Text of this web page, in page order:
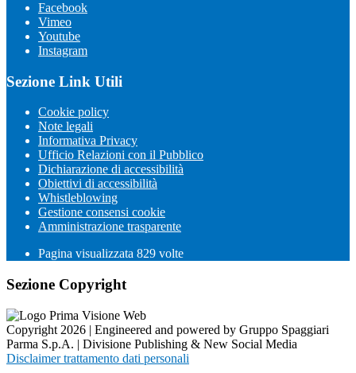
Facebook
Vimeo
Youtube
Instagram
Sezione Link Utili
Cookie policy
Note legali
Informativa Privacy
Ufficio Relazioni con il Pubblico
Dichiarazione di accessibilità
Obiettivi di accessibilità
Whistleblowing
Gestione consensi cookie
Amministrazione trasparente
Pagina visualizzata 829 volte
Sezione Copyright
Copyright 2026 | Engineered and powered by Gruppo Spaggiari
Parma S.p.A. | Divisione Publishing & New Social Media
Disclaimer trattamento dati personali